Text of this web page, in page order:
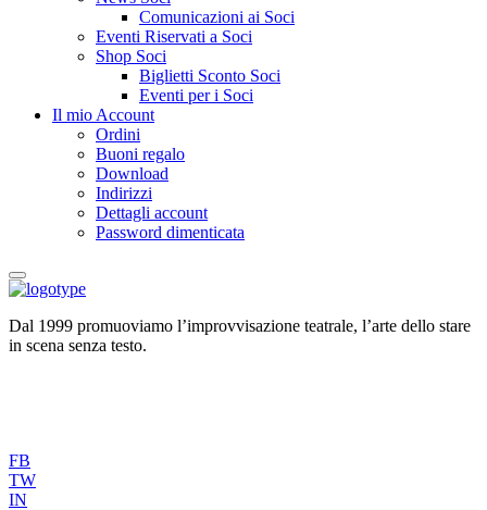
Comunicazioni ai Soci
Eventi Riservati a Soci
Shop Soci
Biglietti Sconto Soci
Eventi per i Soci
Il mio Account
Ordini
Buoni regalo
Download
Indirizzi
Dettagli account
Password dimenticata
Dal 1999 promuoviamo l’improvvisazione teatrale, l’arte dello stare
in scena senza testo.
FB
TW
IN